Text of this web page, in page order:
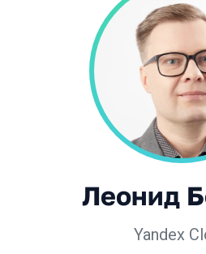
Леонид
Yandex